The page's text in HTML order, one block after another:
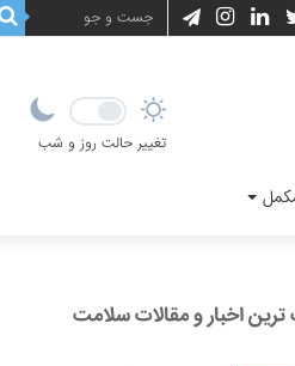
تغییر حالت روز و شب
اخبار و مقالات سلامت